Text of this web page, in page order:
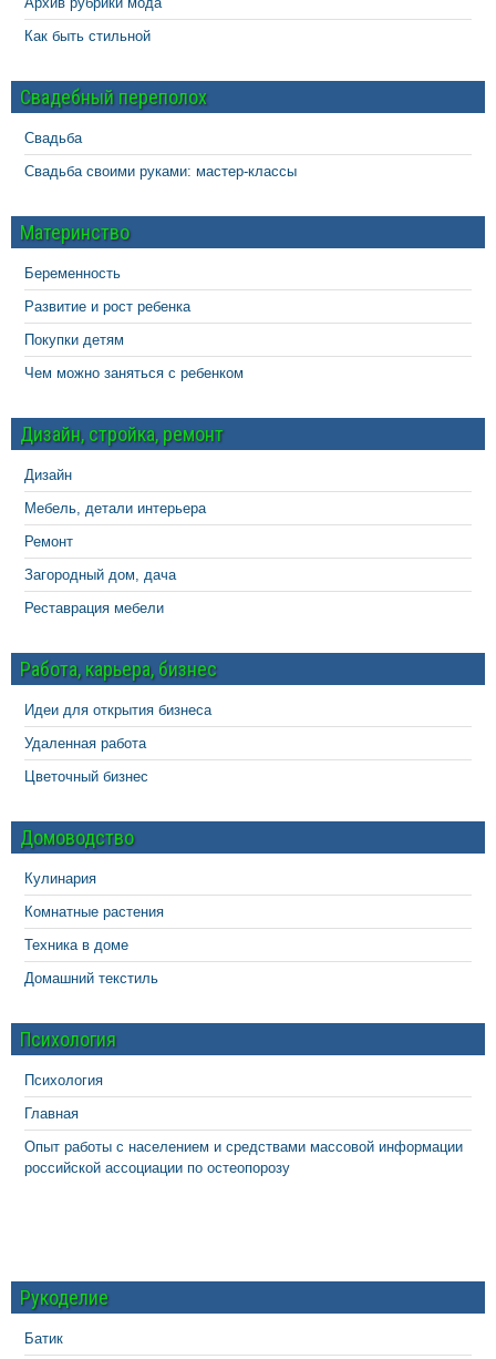
Как быть стильной
Свадебный переполох
Свадьба
Свадьба своими руками: мастер-классы
Материнство
Беременность
Развитие и рост ребенка
Покупки детям
Чем можно заняться с ребенком
Дизайн, стройка, ремонт
Дизайн
Мебель, детали интерьера
Ремонт
Загородный дом, дача
Реставрация мебели
Работа, карьера, бизнес
Идеи для открытия бизнеса
Удаленная работа
Цветочный бизнес
Домоводство
Кулинария
Комнатные растения
Техника в доме
Домашний текстиль
Психология
Психология
Главная
Опыт работы с населением и средствами массовой информации
российской ассоциации по остеопорозу
Рукоделие
Батик